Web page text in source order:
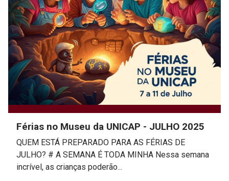
Férias no Museu da UNICAP - JULHO 2025
QUEM ESTÁ PREPARADO PARA AS FÉRIAS DE
JULHO? # A SEMANA É TODA MINHA Nessa semana
incrível, as crianças poderão...